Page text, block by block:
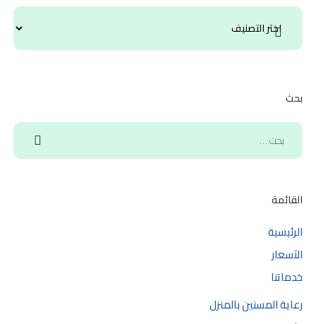
بحث
القائمة
الرئيسية
الآسعار
خدماتنا
رعاية المسنين بالمنزل